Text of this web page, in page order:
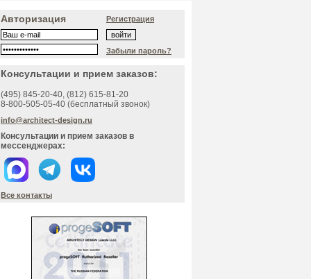
Авторизация Регистрация
Забыли пароль?
Консультации и прием заказов:
(495) 845-20-40, (812) 615-81-20
8-800-505-05-40 (бесплатный звонок)
info@architect-design.ru
Консультации и прием заказов в
мессенджерах:
Все контакты